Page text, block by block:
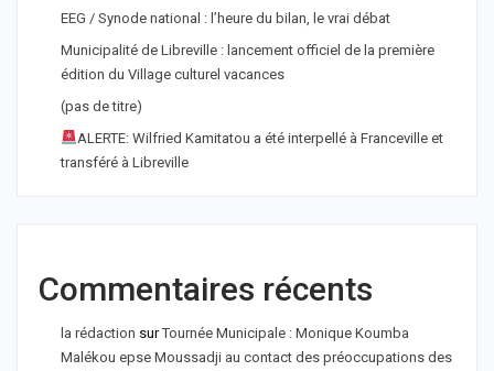
EEG / Synode national : l’heure du bilan, le vrai débat
Municipalité de Libreville : lancement officiel de la première
édition du Village culturel vacances
(pas de titre)
ALERTE: Wilfried Kamitatou a été interpellé à Franceville et
transféré à Libreville
Commentaires récents
la rédaction surTournée Municipale : Monique Koumba
Malékou epse Moussadji au contact des préoccupations des